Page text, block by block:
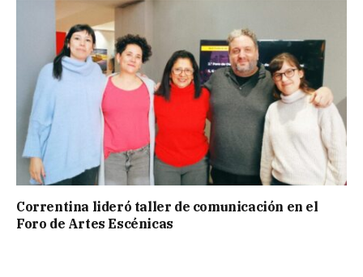
Correntina lideró taller de comunicación en el
Foro de Artes Escénicas